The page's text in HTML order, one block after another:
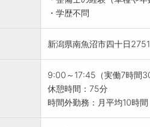
【おすすめポイント】
・新潟県下最大級の日産デ
・業務拡大のため増員募集
【1日の業務の流れ】
■テクニカルスタッフ
9:00：朝礼
・売上状況、来店予約状況
・元気に挨拶の練習
・学歴不問
新潟県南魚沼市四十日
9:00～17:45（実働7時間30
休憩時間：75分
時間外勤務：月平均10時間